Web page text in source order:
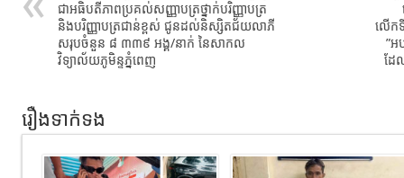
ជាអធិបតី​ភាព​ប្រគល់សញ្ញាបត្រថ្នាក់បរិញ្ញាបត្រ
និងបរិញ្ញាបត្រជាន់ខ្ពស់ ជូនដល់និស្សិតជ័យលាភី
សរុបចំនួន ៨ ៣៣៩ អង្គ/នាក់ នៃសាកល
វិទ្យាល័យភូមិន្ទភ្នំពេញ
លើក
”អ
ដែ
រឿងទាក់ទង